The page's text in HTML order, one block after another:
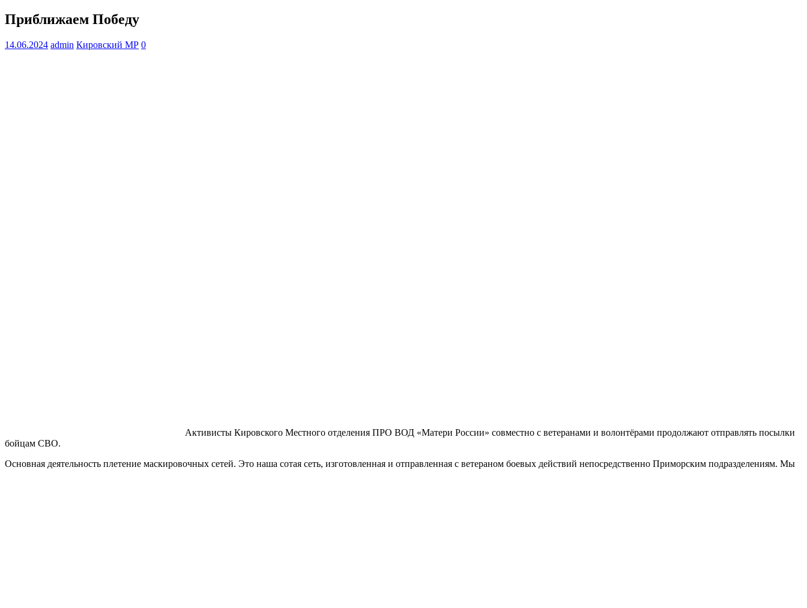
Приближаем Победу
14.06.2024 admin Кировский МР 0
Активисты Кировского Местного отделения ПРО ВОД «Матери России» совместно с ветеранами и волонтёрами продолжают отправлять посылки
бойцам СВО.
Основная деятельность плетение маскировочных сетей. Это наша сотая сеть, изготовленная и отправленная с ветераном боевых действий непосредственно Приморским подразделениям. Мы